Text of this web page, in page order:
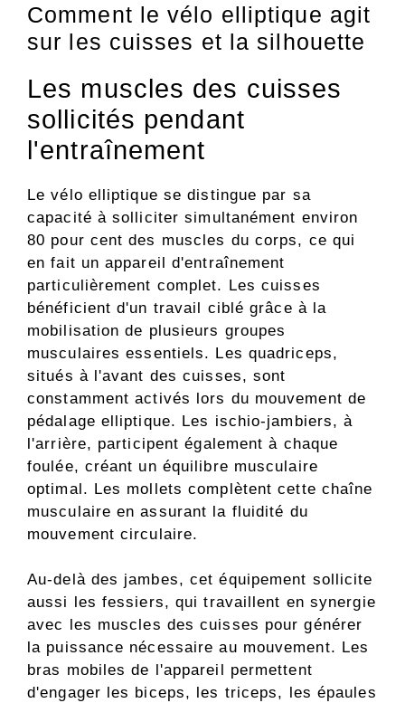
Comment le vélo elliptique agit
sur les cuisses et la silhouette
Les muscles des cuisses
sollicités pendant
l'entraînement
Le vélo elliptique se distingue par sa
capacité à solliciter simultanément environ
80 pour cent des muscles du corps, ce qui
en fait un appareil d'entraînement
particulièrement complet. Les cuisses
bénéficient d'un travail ciblé grâce à la
mobilisation de plusieurs groupes
musculaires essentiels. Les quadriceps,
situés à l'avant des cuisses, sont
constamment activés lors du mouvement de
pédalage elliptique. Les ischio-jambiers, à
l'arrière, participent également à chaque
foulée, créant un équilibre musculaire
optimal. Les mollets complètent cette chaîne
musculaire en assurant la fluidité du
mouvement circulaire.
Au-delà des jambes, cet équipement sollicite
aussi les fessiers, qui travaillent en synergie
avec les muscles des cuisses pour générer
la puissance nécessaire au mouvement. Les
bras mobiles de l'appareil permettent
d'engager les biceps, les triceps, les épaules